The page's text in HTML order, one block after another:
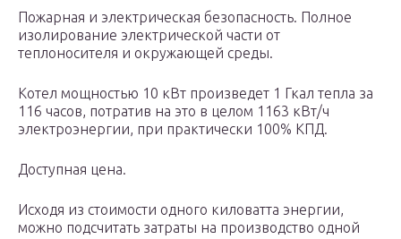
Пожарная и электрическая безопасность. Полное
изолирование электрической части от
теплоносителя и окружающей среды.
Котел мощностью 10 кВт произведет 1 Гкал тепла за
116 часов, потратив на это в целом 1163 кВт/ч
электроэнергии, при практически 100% КПД.
Доступная цена.
Исходя из стоимости одного киловатта энергии,
можно подсчитать затраты на производство одной